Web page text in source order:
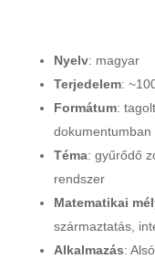
Nyelv: magyar
Terjedelem:
Formátum:
dokumentumban
Téma: gyűrődő
rendszer
Matematikai
származtatás,
Alkalmazás: